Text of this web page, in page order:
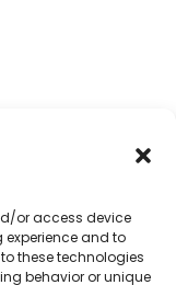
or access device
experience and to
these technologies
behavior or unique